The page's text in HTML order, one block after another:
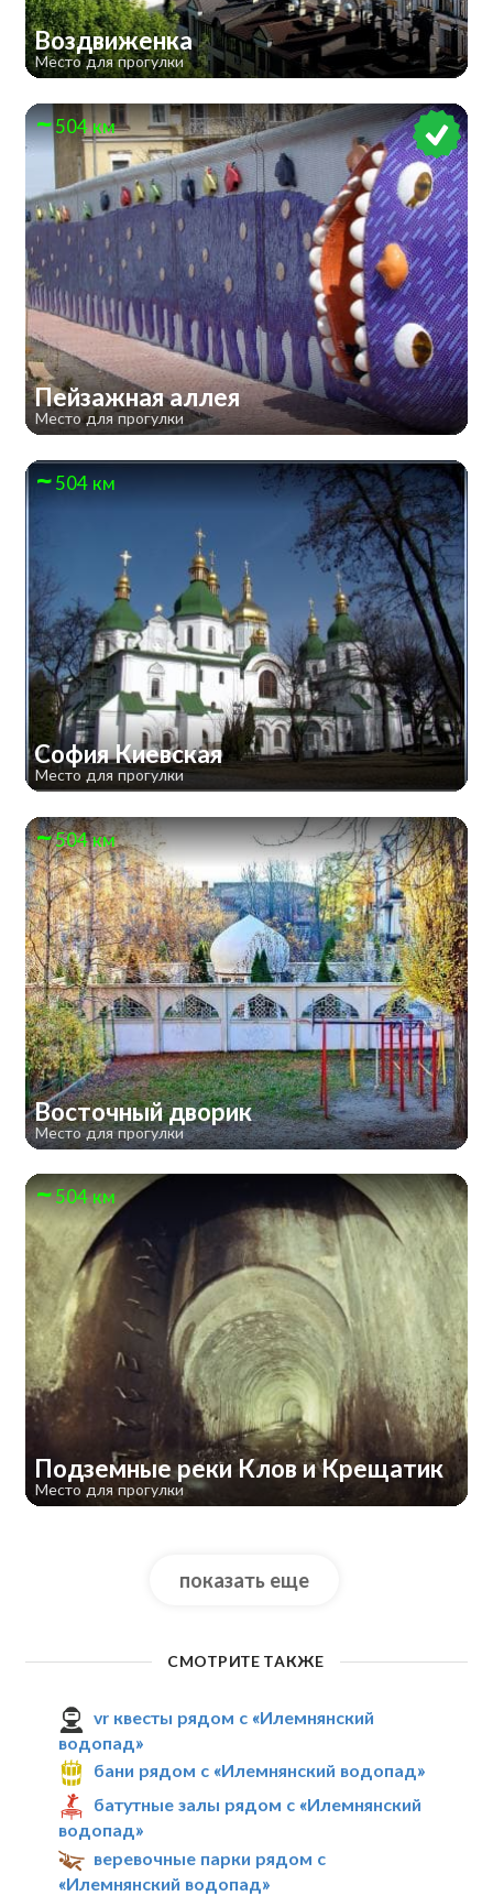
Воздвиженка
Место для прогулки
504 км
Пейзажная аллея
Место для прогулки
504 км
София Киевская
Место для прогулки
504 км
Восточный дворик
Место для прогулки
504 км
Подземные реки Клов и Крещатик
Место для прогулки
показать еще
СМОТРИТЕ ТАКЖЕ
vr квесты рядом с «Илемнянский
водопад»
бани рядом с «Илемнянский водопад»
батутные залы рядом с «Илемнянский
водопад»
веревочные парки рядом с
«Илемнянский водопад»